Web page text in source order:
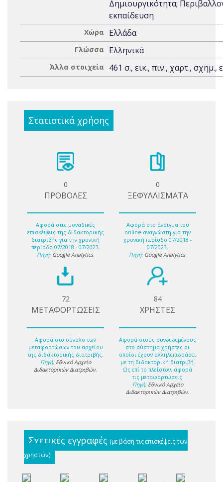
Δημιουργικότητα;
εκπαίδευση
Χώρα Ελλάδα
Γλώσσα Ελληνικά
Άλλα στοιχεία 461 σ., εικ., πιν., χαρτ., σχημ.,
Στατιστικά χρήσης
0
ΠΡΟΒΟΛΕΣ
Αφορά στις μοναδικές
επισκέψεις της διδακτορικής
διατριβής για την χρονική
περίοδο 07/2018 - 07/2023.
Πηγή: Google Analytics.
0
ΞΕΦΥΛΛΙΣΜΑΤΑ
Αφορά στο άνοιγμα του
online αναγνώστη για την
χρονική περίοδο 07/2018 -
07/2023.
Πηγή: Google Analytics.
72
ΜΕΤΑΦΟΡΤΩΣΕΙΣ
Αφορά στο σύνολο των
μεταφορτώσων του αρχείου
της διδακτορικής διατριβής.
Πηγή: Εθνικό Αρχείο
Διδακτορικών Διατριβών.
84
ΧΡΗΣΤΕΣ
Αφορά στους συνδεδεμένους
στο σύστημα χρήστες οι
οποίοι έχουν αλληλεπιδράσει
με τη διδακτορική διατριβή.
Ως επί το πλείστον, αφορά
τις μεταφορτώσεις.
Πηγή: Εθνικό Αρχείο
Διδακτορικών Διατριβών.
Σχετικές εγγραφές (με βάση τις επισκέψεις των
χρηστών)